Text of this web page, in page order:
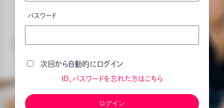
パスワード
次回から自動的にログイン
ID、パスワードを忘れた方はこちら